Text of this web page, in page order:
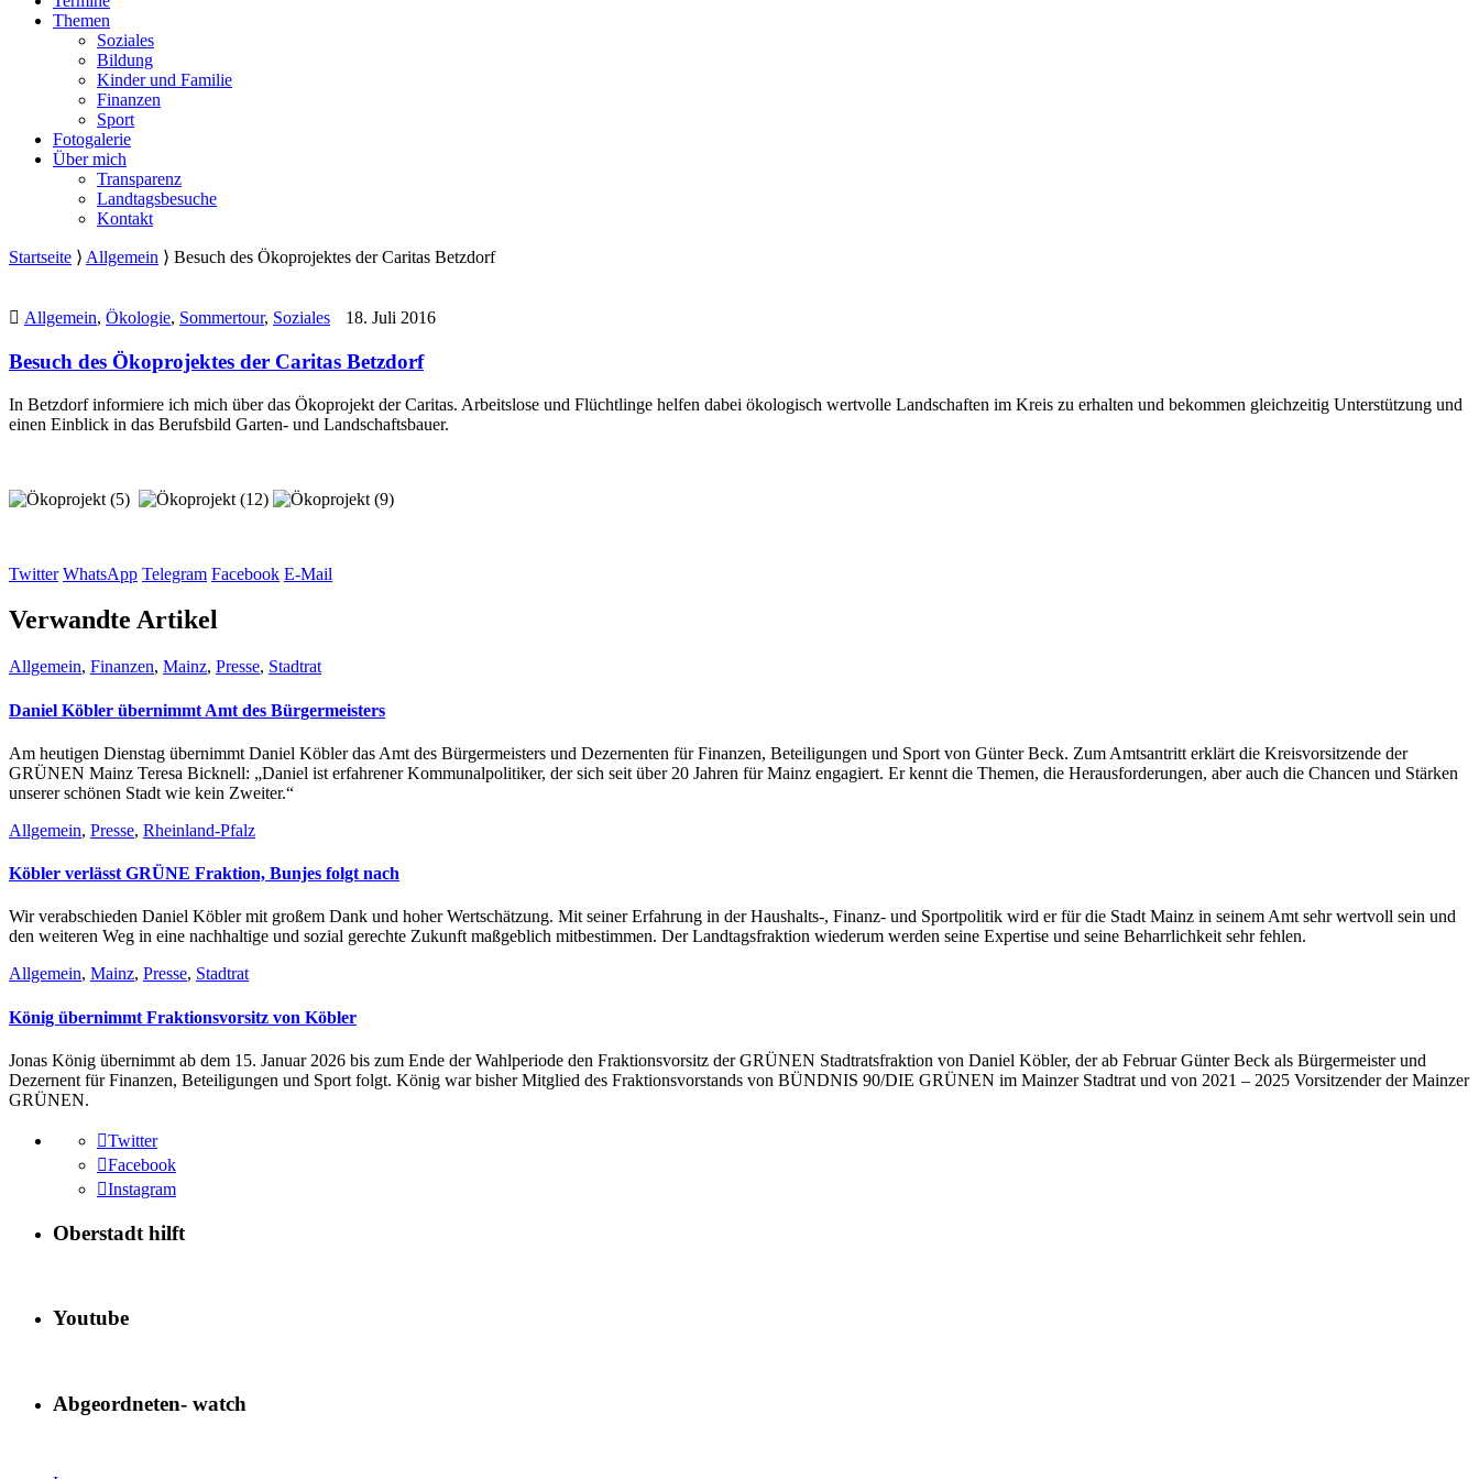
Themen
Soziales
Bildung
Kinder und Familie
Finanzen
Sport
Fotogalerie
Über mich
Transparenz
Landtagsbesuche
Kontakt
Startseite ⟩ Allgemein ⟩ Besuch des Ökoprojektes der Caritas Betzdorf
Allgemein, Ökologie, Sommertour, Soziales 18. Juli 2016
Besuch des Ökoprojektes der Caritas Betzdorf
In Betzdorf informiere ich mich über das Ökoprojekt der Caritas. Arbeitslose und Flüchtlinge helfen dabei ökologisch wertvolle Landschaften im Kreis zu erhalten und bekommen gleichzeitig Unterstützung und
einen Einblick in das Berufsbild Garten- und Landschaftsbauer.
Twitter WhatsApp Telegram Facebook E-Mail
Verwandte Artikel
Allgemein, Finanzen, Mainz, Presse, Stadtrat
Daniel Köbler übernimmt Amt des Bürgermeisters
Am heutigen Dienstag übernimmt Daniel Köbler das Amt des Bürgermeisters und Dezernenten für Finanzen, Beteiligungen und Sport von Günter Beck. Zum Amtsantritt erklärt die Kreisvorsitzende der
GRÜNEN Mainz Teresa Bicknell: „Daniel ist erfahrener Kommunalpolitiker, der sich seit über 20 Jahren für Mainz engagiert. Er kennt die Themen, die Herausforderungen, aber auch die Chancen und Stärken
unserer schönen Stadt wie kein Zweiter.“
Allgemein, Presse, Rheinland-Pfalz
Köbler verlässt GRÜNE Fraktion, Bunjes folgt nach
Wir verabschieden Daniel Köbler mit großem Dank und hoher Wertschätzung. Mit seiner Erfahrung in der Haushalts-, Finanz- und Sportpolitik wird er für die Stadt Mainz in seinem Amt sehr wertvoll sein und
den weiteren Weg in eine nachhaltige und sozial gerechte Zukunft maßgeblich mitbestimmen. Der Landtagsfraktion wiederum werden seine Expertise und seine Beharrlichkeit sehr fehlen.
Allgemein, Mainz, Presse, Stadtrat
König übernimmt Fraktionsvorsitz von Köbler
Jonas König übernimmt ab dem 15. Januar 2026 bis zum Ende der Wahlperiode den Fraktionsvorsitz der GRÜNEN Stadtratsfraktion von Daniel Köbler, der ab Februar Günter Beck als Bürgermeister und
Dezernent für Finanzen, Beteiligungen und Sport folgt. König war bisher Mitglied des Fraktionsvorstands von BÜNDNIS 90/DIE GRÜNEN im Mainzer Stadtrat und von 2021 – 2025 Vorsitzender der Mainzer
GRÜNEN.
Twitter
Facebook
Instagram
Oberstadt hilft
Youtube
Abgeordneten- watch